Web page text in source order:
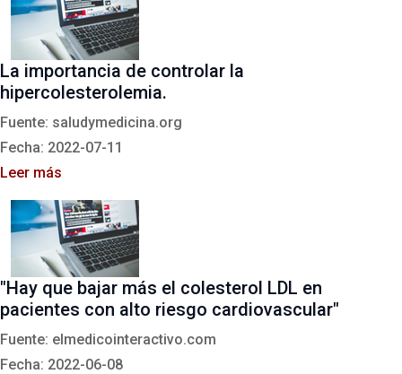
La importancia de controlar la
hipercolesterolemia.
Fuente: saludymedicina.org
Fecha: 2022-07-11
Leer más
"Hay que bajar más el colesterol LDL en
pacientes con alto riesgo cardiovascular"
Fuente: elmedicointeractivo.com
Fecha: 2022-06-08